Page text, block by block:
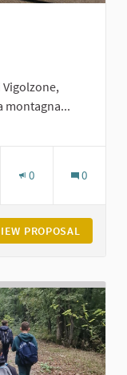
montagna...
0 0
PROPOSAL